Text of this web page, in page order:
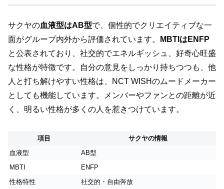
サクヤの血液型はAB型で、個性的でクリエイティブな一
面がグループ内外から評価されています。
MBTIはENFP
と公表されており、社交的でエネルギッシュ、好奇心旺盛
な性格が特徴です。自分の意見をしっかり持ちつつも、他
人と打ち解けやすい性格は、NCT WISHのムードメーカー
としても機能しています。メンバーやファンとの距離が近
く、明るい性格が多くの人を惹きつけています。
項目
サクヤの情報
血液型
AB型
MBTI
ENFP
性格特性
社交的・自由奔放